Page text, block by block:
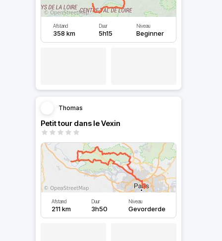
Afstand
358 km
Duur
5h15
Niveau
Beginner
Thomas
Petit tour dans le Vexin
Afstand
211 km
Duur
3h50
Niveau
Gevorderde